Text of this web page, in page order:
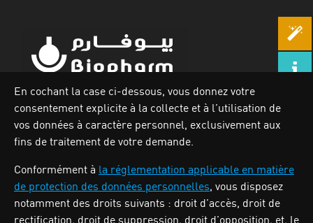
Zone industrielle Oued Smar,Lot N`62, Voie n36, Alger.
BIOPHARM
En cochant la case ci-dessous, vous donnez votre
consentement explicite à la collecte et à l’utilisation de
vos données à caractère personnel, exclusivement aux
fins de traitement de votre demande.
Conformément à la réglementation applicable en matière
de protection des données personnelles, vous disposez
notamment des droits suivants : droit d’accès, droit de
rectification, droit de suppression, droit d’opposition, et, le